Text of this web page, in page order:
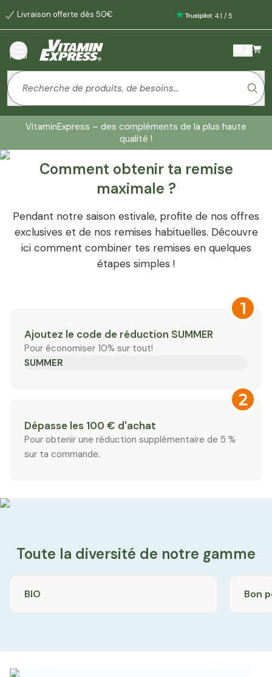
Livraison offerte dès 50€ : 4.1 / 5
Menu
VitaminExpress – des compléments de la plus haute
qualité !
Garde ton rythme, tout l'été
Profite de 10% de réduction !
Comment obtenir ta remise
maximale ?
Pendant notre saison estivale, profite de nos offres
exclusives et de nos remises habituelles. Découvre
ici comment combiner tes remises en quelques
étapes simples !
Ajoutez le code de réduction SUMMER
Pour économiser 10% sur tout!
SUMMER
Dépasse les 100 € d'achat
Pour obtenir une réduction supplémentaire de 5 %
sur ta commande.
Toute la diversité de notre gamme
BIO Bon